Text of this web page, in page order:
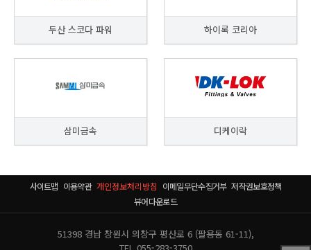
두산 스코다 파워 하이록 코리아
삼미금속 디케이락
사이트맵 이용약관 개인정보처리방침 이메일무단수집거부 저작권보호정책
뷰어다운로드
51398 경남 창원시 의창구 평산로 6 (팔용동 61-11),